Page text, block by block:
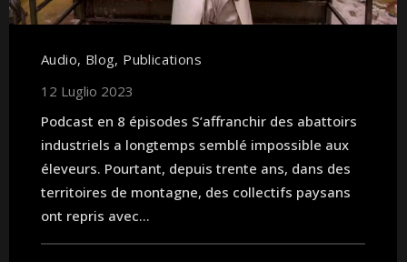
Audio, Blog, Publications
12 Luglio 2023
Podcast en 8 épisodes S’affranchir des abattoirs
industriels a longtemps semblé impossible aux
éleveurs. Pourtant, depuis trente ans, dans des
territoires de montagne, des collectifs paysans
ont repris avec...